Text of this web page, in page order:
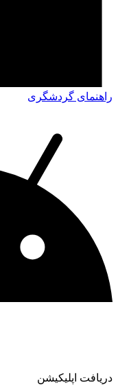
گردشگری
اپلیکیشن